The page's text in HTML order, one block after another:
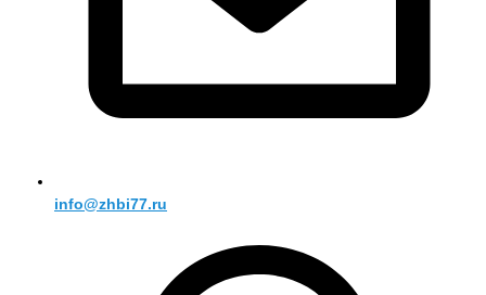
info@zhbi77.ru